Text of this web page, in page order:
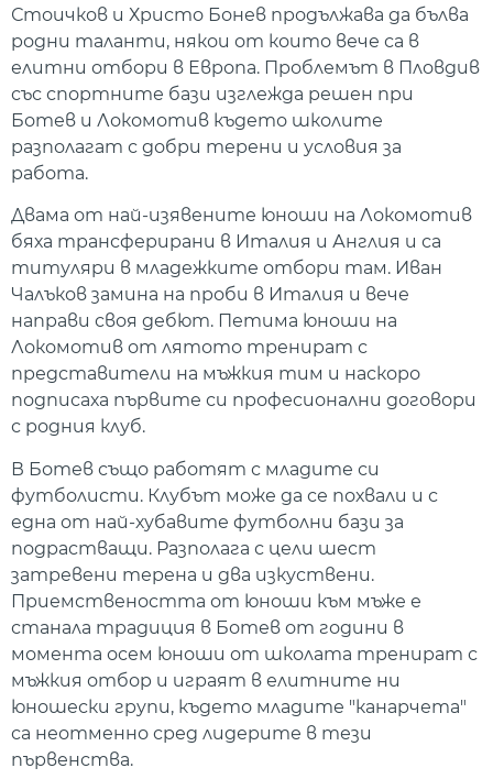
Стоичков и Христо Бонев продължава да бълва
родни таланти, някои от които вече са в
елитни отбори в Европа. Проблемът в Пловдив
със спортните бази изглежда решен при
Ботев и Локомотив където школите
разполагат с добри терени и условия за
работа.
Двама от най-изявените юноши на Локомотив
бяха трансферирани в Италия и Англия и са
титуляри в младежките отбори там. Иван
Чалъков замина на проби в Италия и вече
направи своя дебют. Петима юноши на
Локомотив от лятото тренират с
представители на мъжкия тим и наскоро
подписаха първите си професионални договори
с родния клуб.
В Ботев също работят с младите си
футболисти. Клубът може да се похвали и с
една от най-хубавите футболни бази за
подрастващи. Разполага с цели шест
затревени терена и два изкуствени.
Приемствеността от юноши към мъже е
станала традиция в Ботев от години в
момента осем юноши от школата тренират с
мъжкия отбор и играят в елитните ни
юношески групи, където младите "канарчета"
са неотменно сред лидерите в тези
първенства.